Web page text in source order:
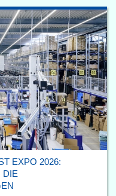
EXPO 2026:
DIE